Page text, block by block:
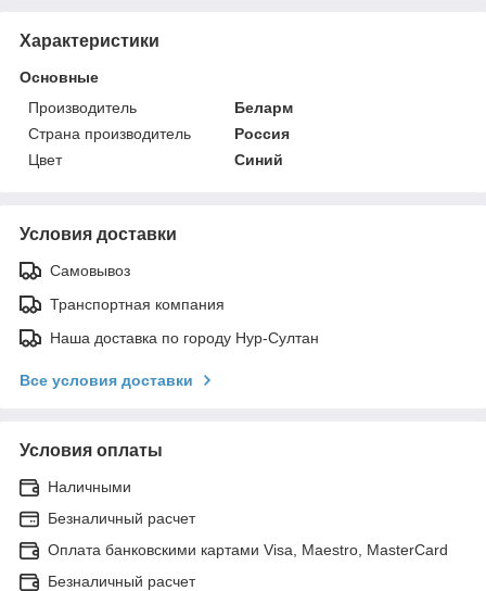
Характеристики
Основные
Производитель
Беларм
Страна производитель
Россия
Цвет
Синий
Условия доставки
Самовывоз
Транспортная компания
Наша доставка по городу Нур-Султан
Все условия доставки
Условия оплаты
Наличными
Безналичный расчет
Оплата банковскими картами Visa, Maestro, MasterCard
Безналичный расчет